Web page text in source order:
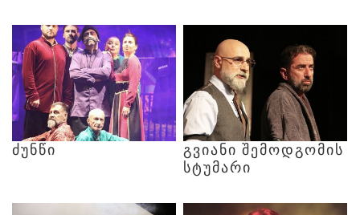
ᲫᲣᲜᲬᲘ ᲒᲕᲘᲐᲜᲘ ᲨᲔᲛᲝᲓᲒᲝᲛᲘᲡ
ᲡᲢᲣᲛᲐᲠᲘ